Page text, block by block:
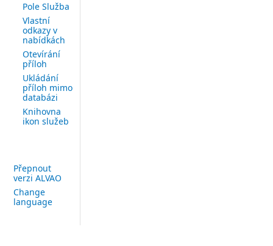
Pole Služba
Vlastní
odkazy v
nabídkách
Otevírání
příloh
Ukládání
příloh mimo
databázi
Knihovna
ikon služeb
Přepnout
verzi ALVAO
Change
language